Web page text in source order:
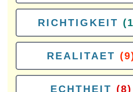
RICHTIGKEIT
REALITAET
ECHTHEIT (8)